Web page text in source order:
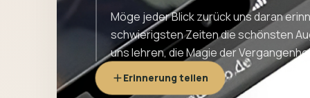
Möge jeder Blick zurück uns daran
schwierigsten Zeiten die schönsten
uns lehren, die Magie der
Erinnerung teilen